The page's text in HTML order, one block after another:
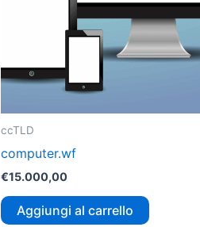
ccTLD
computer.wf
€15.000,00
Aggiungi al carrello